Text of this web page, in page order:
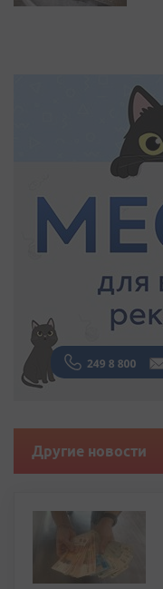
Другие новости